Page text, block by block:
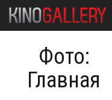
Фото:
Главная